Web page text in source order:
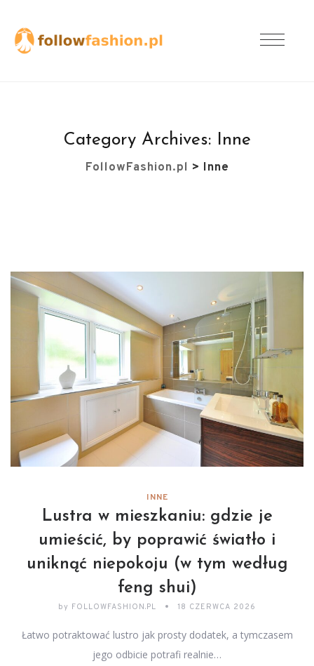
Category Archives: Inne
FollowFashion.pl > Inne
INNE
Lustra w mieszkaniu: gdzie je
umieścić, by poprawić światło i
uniknąć niepokoju (w tym według
feng shui)
by FOLLOWFASHION.PL 18 CZERWCA 2026
Łatwo potraktować lustro jak prosty dodatek, a tymczasem
jego odbicie potrafi realnie…